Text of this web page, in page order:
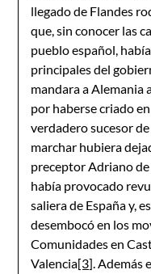
llegado de Flandes
que, sin conocer las
pueblo español,
principales del
mandara a Alemania
por haberse criado
verdadero sucesor
marchar hubiera
preceptor Adriano
había provocado
saliera de España y,
desembocó en los
Comunidades en
Valencia[3]. Además